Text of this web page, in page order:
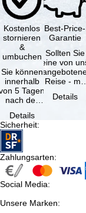
Kostenlos
stornieren
&
umbuchen
Sie können
innerhalb
5 Tagen
nach der
kostenfrei
…
Details
Best-Price-
Garantie
Sollten Sie
eine von
Reise - mit
Verfügbarkeit
Details
Sicherheit:
Zahlungsarten:
Social Media:
Unsere Marken: